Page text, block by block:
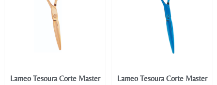
Lameo Tesoura Corte Master
Lameo Tesoura Corte Master